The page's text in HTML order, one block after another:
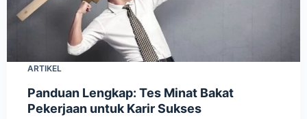
n
ARTIKEL
Panduan Lengkap: Tes Minat Bakat
Pekerjaan untuk Karir Sukses